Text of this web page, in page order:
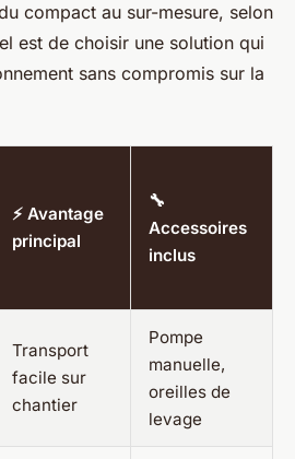
compact au sur-mesure, selon
est de choisir une solution qui
sans compromis sur la
⚡ Avantage
principal
🔧
Accessoires
inclus
Transport
facile sur
chantier
Pompe
manuelle,
oreilles de
levage